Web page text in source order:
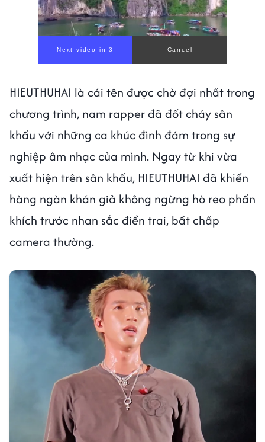
00:00/ 00:59
HIEUTHUHAI là cái tên được chờ đợi nhất trong
chương trình, nam rapper đã đốt cháy sân
khấu với những ca khúc đình đám trong sự
nghiệp âm nhạc của mình. Ngay từ khi vừa
xuất hiện trên sân khấu, HIEUTHUHAI đã khiến
hàng ngàn khán giả không ngừng hò reo phấn
khích trước nhan sắc điển trai, bất chấp
camera thường.